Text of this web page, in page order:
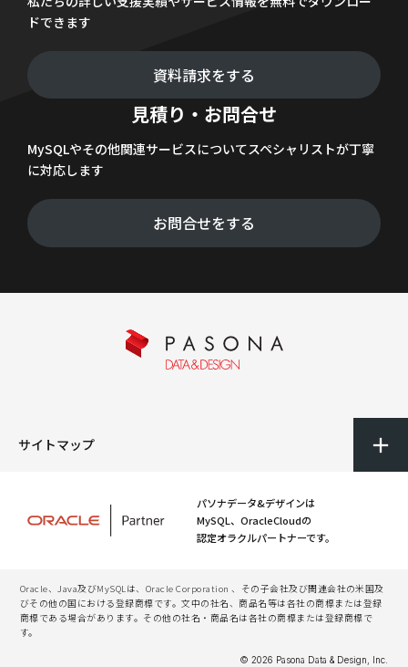
ドできます
資料請求をする
見積り・お問合せ
MySQLやその他関連サービスについてスペシャリストが丁寧
に対応します
お問合せをする
サイトマップ
パソナデータ&デザインは
MySQL、OracleCloudの
認定オラクルパートナーです。
Oracle、Java及びMySQLは、Oracle Corporation 、その子会社及び関連会社の米国及
びその他の国における登録商標です。文中の社名、商品名等は各社の商標または登録
商標である場合があります。その他の社名・商品名は各社の商標または登録商標で
す。
© 2026 Pasona Data & Design, Inc.